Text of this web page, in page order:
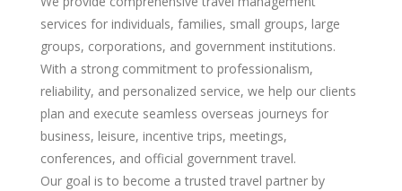
services for individuals, families, small groups, large
groups, corporations, and government institutions.
With a strong commitment to professionalism,
reliability, and personalized service, we help our clients
plan and execute seamless overseas journeys for
business, leisure, incentive trips, meetings,
conferences, and official government travel.
Our goal is to become a trusted travel partner by